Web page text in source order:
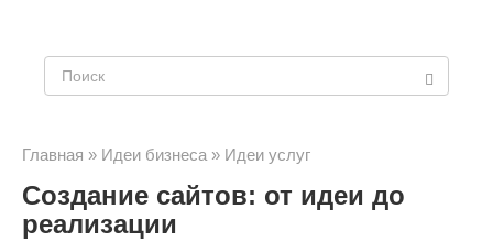
Главная » Идеи бизнеса » Идеи услуг
Создание сайтов: от идеи до
реализации